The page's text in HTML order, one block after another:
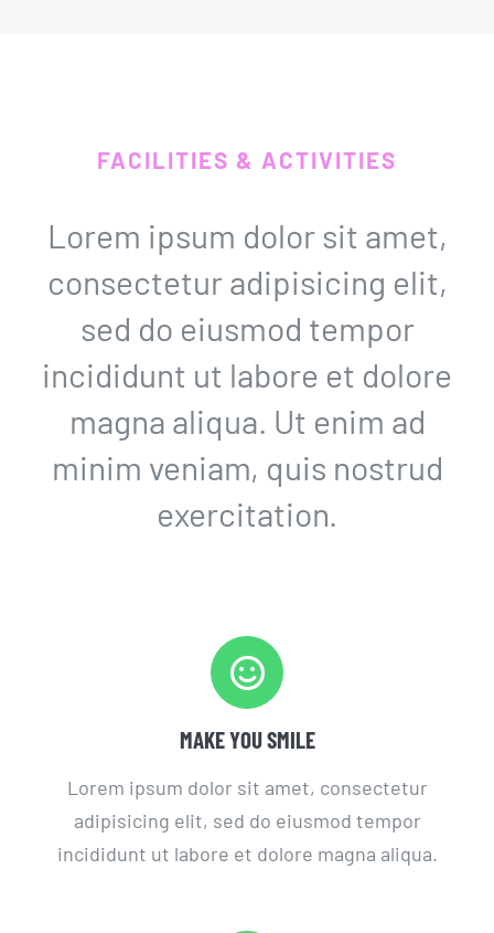
FACILITIES & ACTIVITIES
Lorem ipsum dolor sit amet,
consectetur adipisicing elit,
sed do eiusmod tempor
incididunt ut labore et dolore
magna aliqua. Ut enim ad
minim veniam, quis nostrud
exercitation.
MAKE YOU SMILE
Lorem ipsum dolor sit amet, consectetur
adipisicing elit, sed do eiusmod tempor
incididunt ut labore et dolore magna aliqua.